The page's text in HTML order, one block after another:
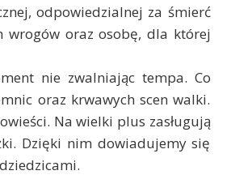
odpowiedzialnej za śmierć
wrogów oraz osobę, dla której
nie zwalniając tempa. Co
oraz krwawych scen walki.
Na wielki plus zasługują
Dzięki nim dowiadujemy się